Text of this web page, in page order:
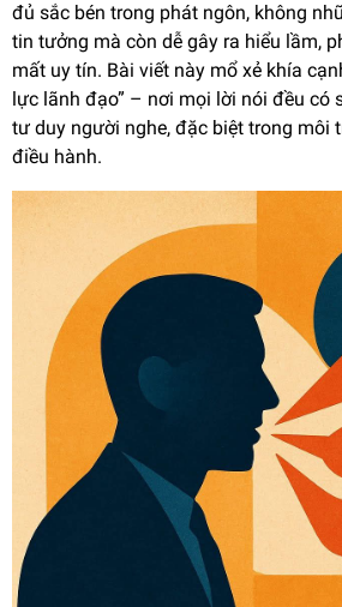
đủ sắc bén trong phát ngôn, không
tin tưởng mà còn dễ gây ra hiểu lầm,
mất uy tín. Bài viết này mổ xẻ khía
lực lãnh đạo” – nơi mọi lời nói đều có
tư duy người nghe, đặc biệt trong môi
điều hành.